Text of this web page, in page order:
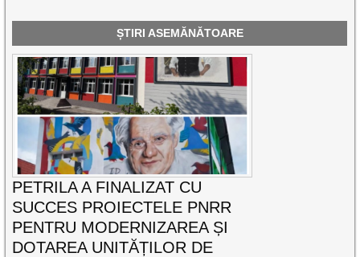
ȘTIRI ASEMĂNĂTOARE
PETRILA A FINALIZAT CU
SUCCES PROIECTELE PNRR
PENTRU MODERNIZAREA ȘI
DOTAREA UNITĂȚILOR DE